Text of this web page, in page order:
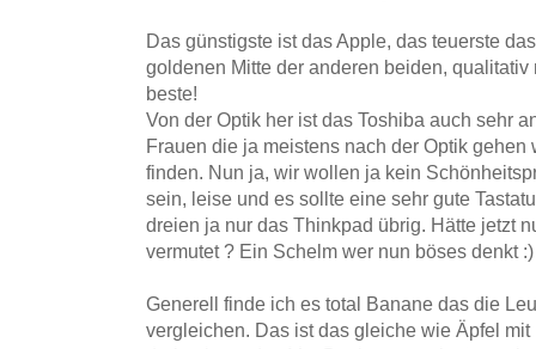
Das günstigste ist das Apple, das teuerste
goldenen Mitte der anderen beiden, qualitativ
beste!
Von der Optik her ist das Toshiba auch sehr
Frauen die ja meistens nach der Optik
finden. Nun ja, wir wollen ja kein
sein, leise und es sollte eine sehr gute
dreien ja nur das Thinkpad übrig. Hätte jetzt
vermutet ? Ein Schelm wer nun böses denkt :)
Generell finde ich es total Banane das die
vergleichen. Das ist das gleiche wie Äpfel